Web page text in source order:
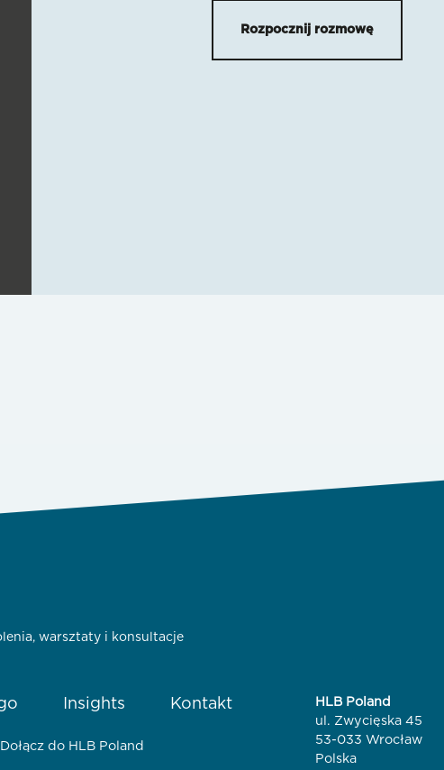
Rozpocznij rozmowę
warsztaty i konsultacje
Insights Kontakt
Dołącz do HLB Poland
HLB Poland
ul. Zwycięska 45
53-033 Wrocław
Polska